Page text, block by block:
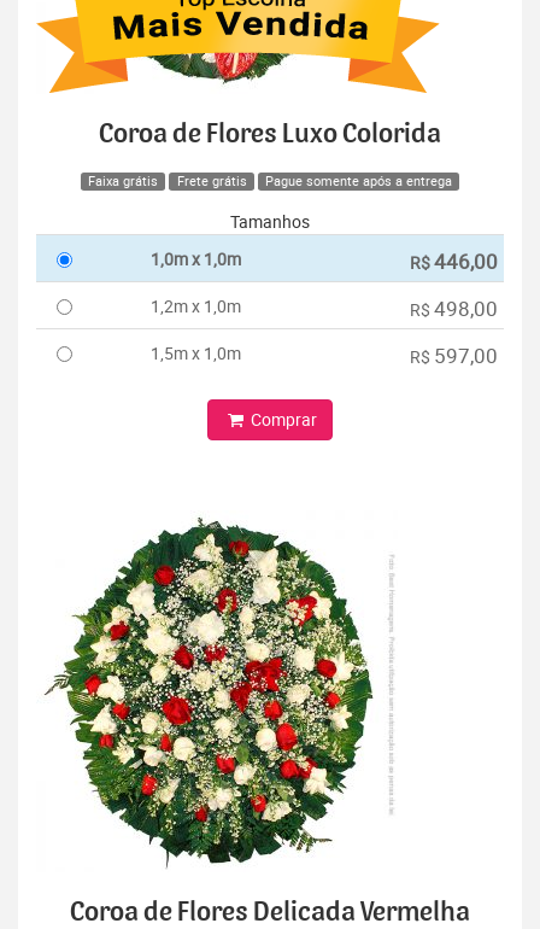
Coroa de Flores Luxo Colorida
Faixa grátis Frete grátis Pague somente após a entrega
Tamanhos
1,0m x 1,0m
R$446,00
1,2m x 1,0m R$ 498,00
1,5m x 1,0m R$ 597,00
Comprar
Coroa de Flores Delicada Vermelha